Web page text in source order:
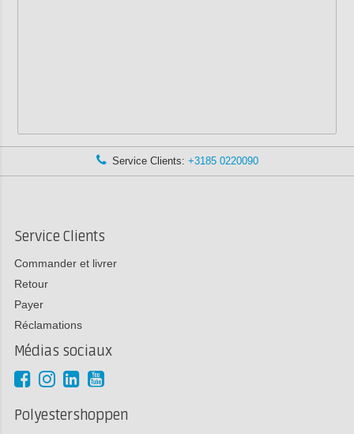
Service Clients: +3185 0220090
Service Clients
Commander et livrer
Retour
Payer
Réclamations
Médias sociaux
Polyestershoppen